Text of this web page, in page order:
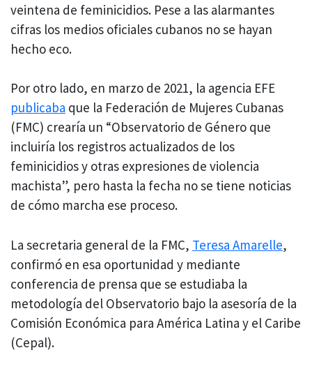
veintena de feminicidios. Pese a las alarmantes
cifras los medios oficiales cubanos no se hayan
hecho eco.
Por otro lado, en marzo de 2021, la agencia EFE
publicaba que la Federación de Mujeres Cubanas
(FMC) crearía un “Observatorio de Género que
incluiría los registros actualizados de los
feminicidios y otras expresiones de violencia
machista”, pero hasta la fecha no se tiene noticias
de cómo marcha ese proceso.
La secretaria general de la FMC, Teresa Amarelle,
confirmó en esa oportunidad y mediante
conferencia de prensa que se estudiaba la
metodología del Observatorio bajo la asesoría de la
Comisión Económica para América Latina y el Caribe
(Cepal).